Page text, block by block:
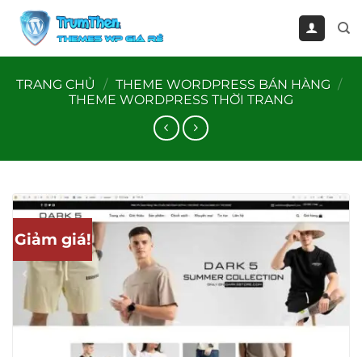
qua
TRANG CHỦ
/ THEME WORDPRESS BÁN HÀNG /
THEME WORDPRESS THỜI TRANG
Giảm giá!